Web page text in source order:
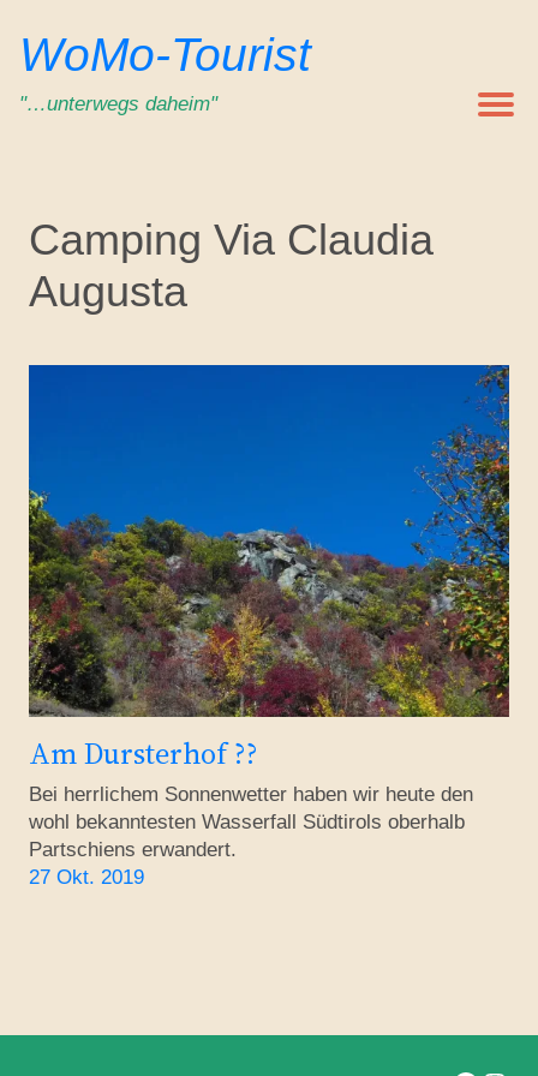
Inhalt
springen
WoMo-Tourist
"…unterwegs daheim"
Camping Via Claudia
Augusta
Am Dursterhof ??
Bei herrlichem Sonnenwetter haben wir heute den
wohl bekanntesten Wasserfall Südtirols oberhalb
Partschiens erwandert.
27 Okt. 2019